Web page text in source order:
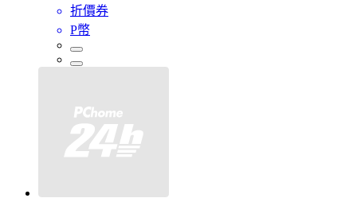
折價券
P幣